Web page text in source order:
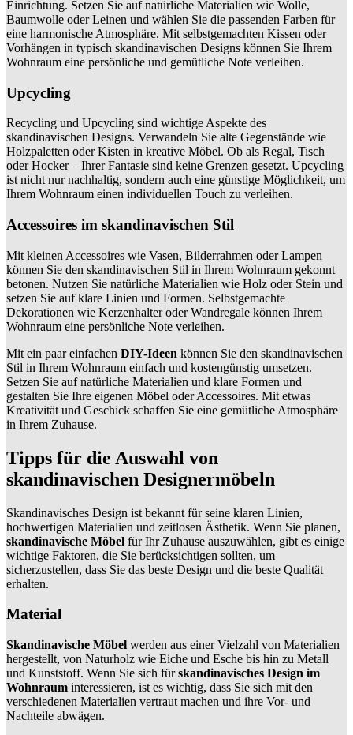
Einrichtung. Setzen Sie auf natürliche Materialien wie Wolle,
Baumwolle oder Leinen und wählen Sie die passenden Farben für
eine harmonische Atmosphäre. Mit selbstgemachten Kissen oder
Vorhängen in typisch skandinavischen Designs können Sie Ihrem
Wohnraum eine persönliche und gemütliche Note verleihen.
Upcycling
Recycling und Upcycling sind wichtige Aspekte des
skandinavischen Designs. Verwandeln Sie alte Gegenstände wie
Holzpaletten oder Kisten in kreative Möbel. Ob als Regal, Tisch
oder Hocker – Ihrer Fantasie sind keine Grenzen gesetzt. Upcycling
ist nicht nur nachhaltig, sondern auch eine günstige Möglichkeit, um
Ihrem Wohnraum einen individuellen Touch zu verleihen.
Accessoires im skandinavischen Stil
Mit kleinen Accessoires wie Vasen, Bilderrahmen oder Lampen
können Sie den skandinavischen Stil in Ihrem Wohnraum gekonnt
betonen. Nutzen Sie natürliche Materialien wie Holz oder Stein und
setzen Sie auf klare Linien und Formen. Selbstgemachte
Dekorationen wie Kerzenhalter oder Wandregale können Ihrem
Wohnraum eine persönliche Note verleihen.
Mit ein paar einfachen DIY-Ideen können Sie den skandinavischen
Stil in Ihrem Wohnraum einfach und kostengünstig umsetzen.
Setzen Sie auf natürliche Materialien und klare Formen und
gestalten Sie Ihre eigenen Möbel oder Accessoires. Mit etwas
Kreativität und Geschick schaffen Sie eine gemütliche Atmosphäre
in Ihrem Zuhause.
Tipps für die Auswahl von
skandinavischen Designermöbeln
Skandinavisches Design ist bekannt für seine klaren Linien,
hochwertigen Materialien und zeitlosen Ästhetik. Wenn Sie planen,
skandinavische Möbel für Ihr Zuhause auszuwählen, gibt es einige
wichtige Faktoren, die Sie berücksichtigen sollten, um
sicherzustellen, dass Sie das beste Design und die beste Qualität
erhalten.
Material
Skandinavische Möbel werden aus einer Vielzahl von Materialien
hergestellt, von Naturholz wie Eiche und Esche bis hin zu Metall
und Kunststoff. Wenn Sie sich fürskandinavisches Design im
Wohnraum interessieren, ist es wichtig, dass Sie sich mit den
verschiedenen Materialien vertraut machen und ihre Vor- und
Nachteile abwägen.